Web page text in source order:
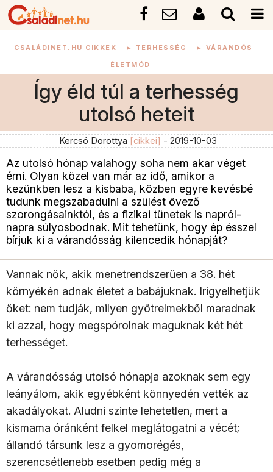
CSALÁDINET.HU CIKKEK ► TERHESSÉG ► VÁRANDÓS
ÉLETMÓD
Így éld túl a terhesség
utolsó heteit
Kercsó Dorottya [cikkei] - 2019-10-03
Az utolsó hónap valahogy soha nem akar véget
érni. Olyan közel van már az idő, amikor a
kezünkben lesz a kisbaba, közben egyre kevésbé
tudunk megszabadulni a szülést övező
szorongásainktól, és a fizikai tünetek is napról-
napra súlyosbodnak. Mit tehetünk, hogy ép ésszel
bírjuk ki a várandósság kilencedik hónapját?
Vannak nők, akik menetrendszerűen a 38. hét
környékén adnak életet a babájuknak. Irigyelhetjük
őket: nem tudják, milyen gyötrelmekből maradnak
ki azzal, hogy megspórolnak maguknak két hét
terhességet.
A várandósság utolsó hónapja azoknak sem egy
leányálom, akik egyébként könnyedén vették az
akadályokat. Aludni szinte lehetetlen, mert a
kismama óránként felkel meglátogatni a vécét;
állandó társunk lesz a gyomorégés,
szerencsétlenebb esetben pedig még a